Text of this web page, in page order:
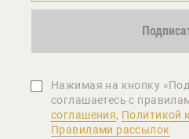
Нажимая на кнопку
соглашаетеcь с
соглашения, Политикой
Правилами рассылок